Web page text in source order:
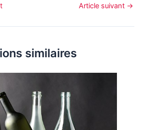
Article suivant →
similaires